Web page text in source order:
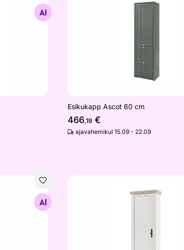
Esikukapp Ascot 60 cm
466,19€
ajavahemikul 15.09 - 22.09